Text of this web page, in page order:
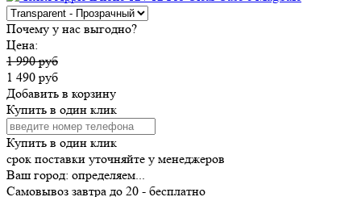
Почему у нас выгодно?
Цена:
1 990 руб
1 490 руб
Добавить в корзину
Купить в один клик
Купить в один клик
срок поставки уточняйте у менеджеров
Ваш город: определяем...
Самовывоз завтра до 20 - бесплатно